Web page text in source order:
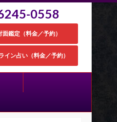
0558
面鑑定（料金／予約）
イン占い（料金／予約）